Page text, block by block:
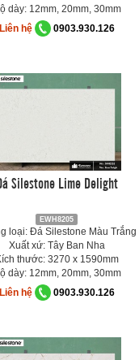
dày: 12mm, 20mm, 30mm
Liên hệ
0903.930.126
Silestone Lime Delight
EWH8205
loại: Đá Silestone Màu Trắng
Xuất xứ: Tây Ban Nha
thước: 3270 x 1590mm
dày: 12mm, 20mm, 30mm
Liên hệ
0903.930.126